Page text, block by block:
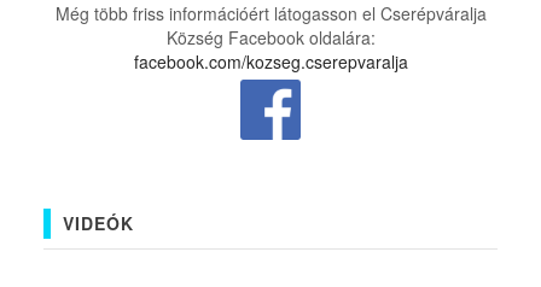
Még több friss információért látogasson el Cserépváralja
Község Facebook oldalára:
facebook.com/kozseg.cserepvaralja
VIDEÓK